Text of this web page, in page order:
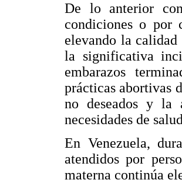
De lo anterior
condiciones o por
elevando la
la significativa
embarazos
prácticas abortivas
no deseados y la
necesidades de
En Venezuela,
atendidos por
materna continúa